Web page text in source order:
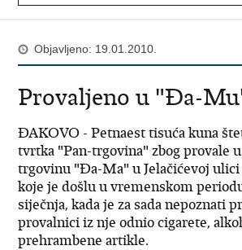
Objavljeno: 19.01.2010.
Provaljeno u "Đa-
ĐAKOVO - Petnaest tisuća kuna
tvrtka "Pan-trgovina" zbog provale
trgovinu "Đa-Ma" u Jelačićevoj
koje je došlu u vremenskom periodu
siječnja, kada je za sada nepoznati
provalnici iz nje odnio cigarete,
prehrambene artikle.